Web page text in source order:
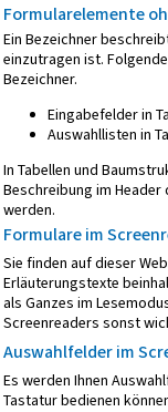
Formularelemente
Ein Bezeichner
einzutragen ist.
Bezeichner.
Eingabefelder in
Auswahllisten in
In Tabellen und
Beschreibung im
werden.
Formulare im
Sie finden auf dieser
Erläuterungstexte
als Ganzes im
Screenreaders sonst
Auswahlfelder im
Es werden Ihnen
Tastatur bedienen